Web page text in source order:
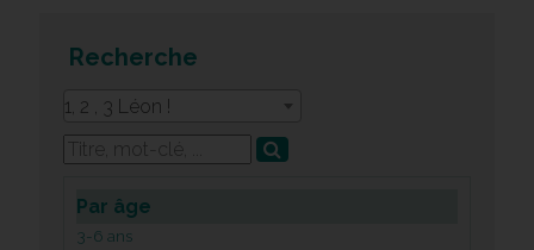
Recherche
1, 2 , 3 Léon !
Par âge
3-6 ans